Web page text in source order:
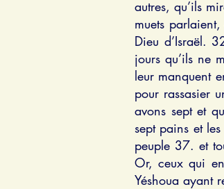
autres, qu’ils
muets
Dieu d’Israël.
jours qu’ils ne
leur manquent
pour rassasier
avons sept et
sept pains et
peuple 37. et
Or, ceux qui
Yéshoua ayant